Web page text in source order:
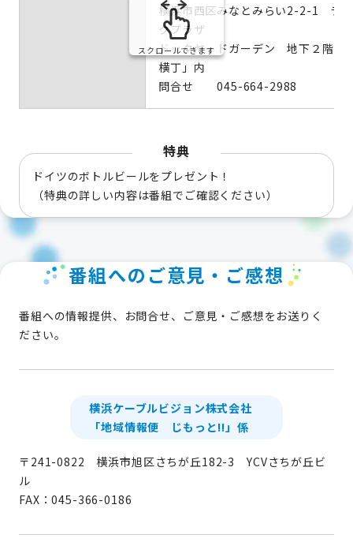
横浜市西区みなとみらい2-2-1 ラ
クプラザ
ドックヤードガーデン 地下２階
横丁」内
問合せ 045-664-2988
スクロールできます
特典
ドイツのボトルビールをプレゼント！
（特典の詳しい内容は番組でご確認ください）
番組へのご意見・ご感想
番組への情報提供、お問合せ、ご意見・ご感想をお送りく
ださい。
横浜ケーブルビジョン株式会社
「地域情報便 じもっと!!」係
〒241-0822 横浜市旭区さちが丘182-3 YCVさちが丘ビ
ル
FAX：045-366-0186